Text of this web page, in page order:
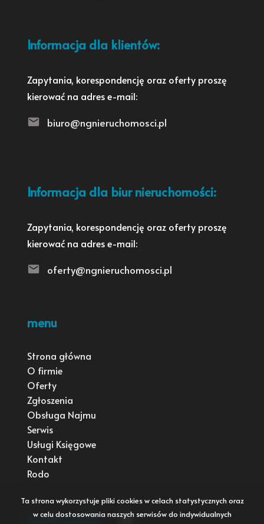
Informacja dla klientów:
Zapytania, korespondencję oraz oferty proszę
kierować na adres e-mail:
biuro@ngnieruchomosci.pl
Informacja dla biur nieruchomości:
Zapytania, korespondencję oraz oferty proszę
kierować na adres e-mail:
oferty@ngnieruchomosci.pl
menu
Strona główna
O firmie
Oferty
Zgłoszenia
Obsługa Najmu
Serwis
Usługi Księgowe
Kontakt
Rodo
social media Facebook
Ta strona wykorzystuje pliki cookies w celach statystycznych oraz
w celu dostosowania naszych serwisów do indywidualnych